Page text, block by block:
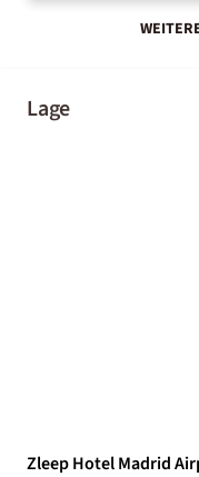
Lage
Zleep Hotel Madrid